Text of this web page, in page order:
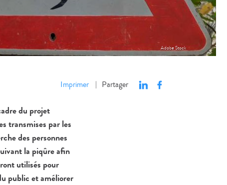
Adobe Stock
Imprimer | Partager
du projet
transmises par les
des personnes
la piqûre afin
utilisés pour
public et améliorer